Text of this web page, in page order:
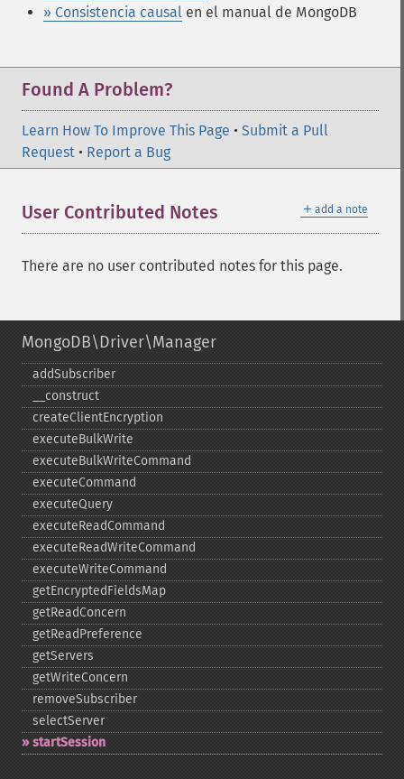
» Consistencia causal en el manual de MongoDB
Found A Problem?
Learn How To Improve This Page • Submit a Pull
Request • Report a Bug
＋ add a note
User Contributed Notes
There are no user contributed notes for this page.
MongoDB\Driver\Manager
addSubscriber
_​_​construct
createClientEncryption
executeBulkWrite
executeBulkWriteCommand
executeCommand
executeQuery
executeReadCommand
executeReadWriteCommand
executeWriteCommand
getEncryptedFieldsMap
getReadConcern
getReadPreference
getServers
getWriteConcern
removeSubscriber
selectServer
startSession